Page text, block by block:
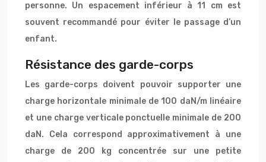
personne. Un espacement inférieur à 11 cm est
souvent recommandé pour éviter le passage d’un
enfant.
Résistance des garde-corps
Les garde-corps doivent pouvoir supporter une
charge horizontale minimale de 100 daN/m linéaire
et une charge verticale ponctuelle minimale de 200
daN. Cela correspond approximativement à une
charge de 200 kg concentrée sur une petite